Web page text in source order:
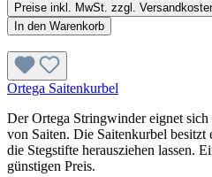
Preise inkl. MwSt. zzgl.
In den Warenkorb
Ortega Saitenkurbel
Der Ortega Stringwinder eignet
von Saiten. Die Saitenkurbel besitzt
die Stegstifte herausziehen lassen.
günstigen Preis.